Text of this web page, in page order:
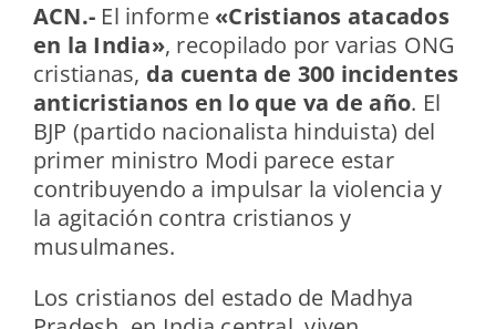
ACN.- El informe «Cristianos atacados
en la India», recopilado por varias ONG
cristianas, da cuenta de 300 incidentes
anticristianos en lo que va de año. El
BJP (partido nacionalista hinduista) del
primer ministro Modi parece estar
contribuyendo a impulsar la violencia y
la agitación contra cristianos y
musulmanes.
Los cristianos del estado de Madhya